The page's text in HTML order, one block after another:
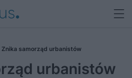
Znika samorząd urbanistów
urbanistów